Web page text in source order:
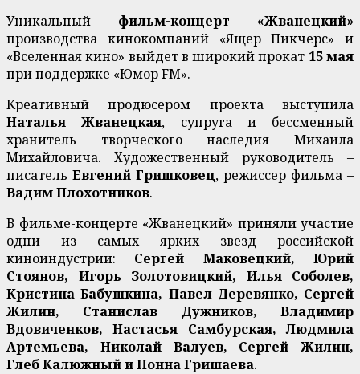
Уникальный фильм-концерт «Жванецкий»
производства кинокомпаний «Ящер Пикчерс» и
«Вселенная кино» выйдет в широкий прокат 15 мая
при поддержке «Юмор FM».
Креативный продюсером проекта выступила
Наталья Жванецкая, супруга и бессменный
хранитель творческого наследия Михаила
Михайловича. Художественный руководитель –
писатель Евгений Гришковец, режиссер фильма –
Вадим Плохотников.
В фильме-концерте «Жванецкий» приняли участие
одни из самых ярких звезд российской
киноиндустрии: Сергей Маковецкий, Юрий
Стоянов, Игорь Золотовицкий, Илья Соболев,
Кристина Бабушкина, Павел Деревянко, Сергей
Жилин, Станислав Дужников, Владимир
Вдовиченков, Настасья Самбурская, Людмила
Артемьева, Николай Валуев, Сергей Жилин,
Глеб Калюжный и Нонна Гришаева.